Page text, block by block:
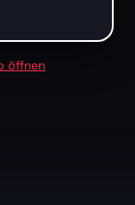
öffnen